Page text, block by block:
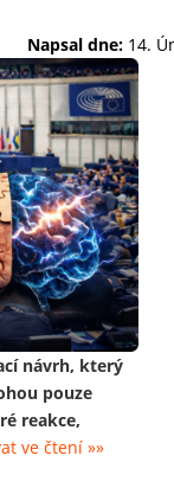
Napsal dne: 14.
návrh, který
pouze
reakce,
ve čtení »»